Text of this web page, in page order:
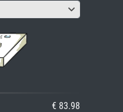
€ 83.98